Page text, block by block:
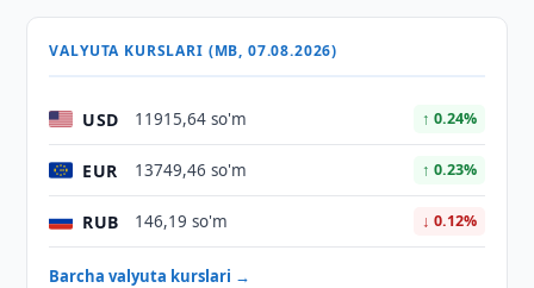
VALYUTA KURSLARI (MB, 07.08.2026)
USD 11915,64 so'm ↑ 0.24%
EUR 13749,46 so'm ↑ 0.23%
RUB 146,19 so'm ↓ 0.12%
Barcha valyuta kurslari →